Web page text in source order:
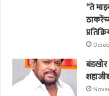
“ते